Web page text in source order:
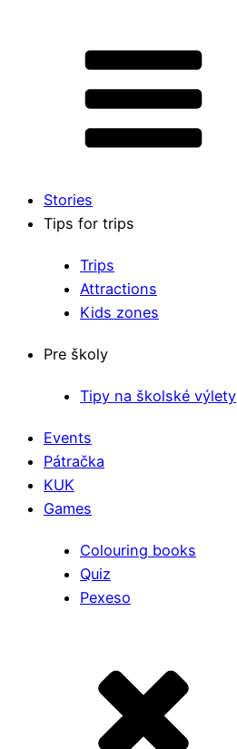
Stories
Tips for trips
Trips
Attractions
Kids zones
Pre školy
Tipy na školské výlety
Events
Pátračka
KUK
Games
Colouring books
Quiz
Pexeso